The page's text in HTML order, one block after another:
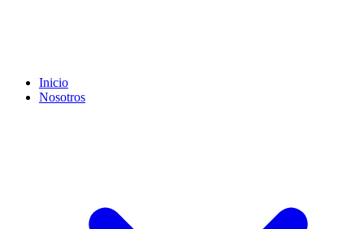
Inicio
Nosotros